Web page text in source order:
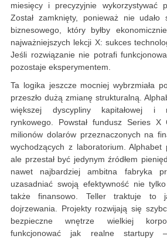
miesięcy i precyzyjnie wykorzystywać
Został zamknięty, ponieważ nie udało
biznesowego, który byłby
najważniejszych lekcji X: sukces
Jeśli rozwiązanie nie potrafi
pozostaje eksperymentem.
Ta logika jeszcze mocniej wybrzmiała
przeszło dużą zmianę strukturalną.
większej dyscypliny kapitałowej i
rynkowego. Powstał fundusz Series
milionów dolarów przeznaczonych na
wychodzących z laboratorium. Alphabet
ale przestał być jedynym źródłem
nawet najbardziej ambitna fabryka
uzasadniać swoją efektywność nie
także finansowo. Teller traktuje to
dojrzewania. Projekty rozwijają się
bezpieczne wnętrze wielkiej
funkcjonować jak realne startupy